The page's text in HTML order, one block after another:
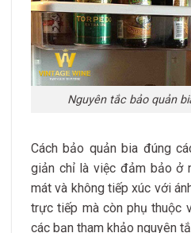
Nguyên tắc bảo quản
Cách bảo quản bia đúng
giản chỉ là việc đảm bảo ở
mát và không tiếp xúc với
trực tiếp mà còn phụ thuộc
các bạn tham khảo nguyên